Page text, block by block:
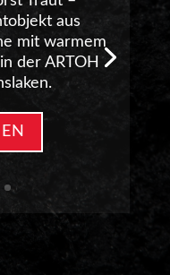
aus
mit warmem
der ARTOH